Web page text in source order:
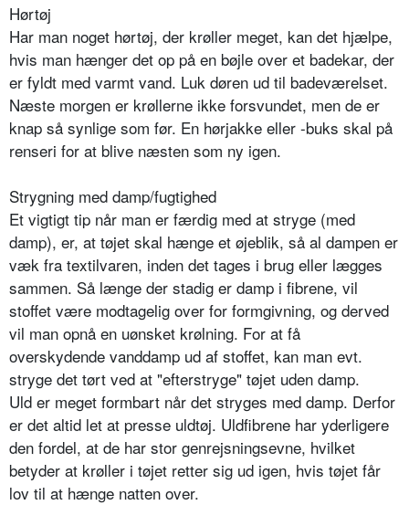
Hørtøj
Har man noget hørtøj, der krøller meget, kan det hjælpe,
hvis man hænger det op på en bøjle over et badekar, der
er fyldt med varmt vand. Luk døren ud til badeværelset.
Næste morgen er krøllerne ikke forsvundet, men de er
knap så synlige som før. En hørjakke eller -buks skal på
renseri for at blive næsten som ny igen.
Strygning med damp/fugtighed
Et vigtigt tip når man er færdig med at stryge (med
damp), er, at tøjet skal hænge et øjeblik, så al dampen er
væk fra textilvaren, inden det tages i brug eller lægges
sammen. Så længe der stadig er damp i fibrene, vil
stoffet være modtagelig over for formgivning, og derved
vil man opnå en uønsket krølning. For at få
overskydende vanddamp ud af stoffet, kan man evt.
stryge det tørt ved at "efterstryge" tøjet uden damp.
Uld er meget formbart når det stryges med damp. Derfor
er det altid let at presse uldtøj. Uldfibrene har yderligere
den fordel, at de har stor genrejsningsevne, hvilket
betyder at krøller i tøjet retter sig ud igen, hvis tøjet får
lov til at hænge natten over.